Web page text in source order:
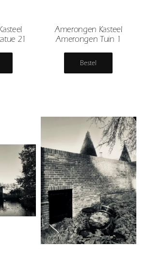
21
Amerongen Kasteel
Amerongen Tuin 1
Bestel